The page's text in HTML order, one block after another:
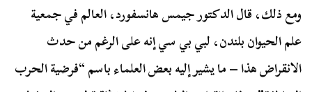
ومع ذلك، قال الدكتور جيمس هانسفورد، العالم في جمعية
علم الحيوان بلندن، لبي بي سي إنه على الرغم من حدث
الانقراض هذا – ما يشير إليه بعض العلماء باسم “فرضية الحرب